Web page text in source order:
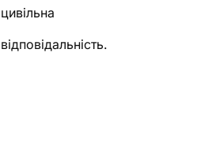
цивільна
відповідальність.